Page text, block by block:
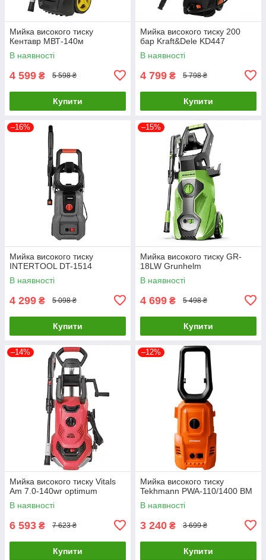
Мийка високого тиску
Кентавр МВТ-140м
В наявності
4 599 ₴ 5 598 ₴
Купити
Мийка високого тиску 200
бар Kraft&Dele KD447
В наявності
4 799 ₴ 5 798 ₴
Купити
–16%
Мийка високого тиску
INTERTOOL DT-1514
В наявності
4 299 ₴ 5 098 ₴
Купити
–15%
Мийка високого тиску GR-
18LW Grunhelm
В наявності
4 699 ₴ 5 498 ₴
Купити
–14%
Мийка високого тиску Vitals
Am 7.0-140wr optimum
В наявності
6 593 ₴ 7 623 ₴
Купити
–12%
Мийка високого тиску
Tekhmann PWA-110/1400 BM
В наявності
3 240 ₴ 3 699 ₴
Купити